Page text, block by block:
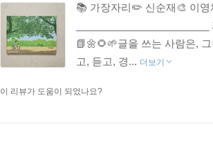
📚 가장자리✏️ 신순재🎨 이영
📗🌼🌻🌱글을 쓰는 사람은,
고, 듣고, 경... 더보기
이 리뷰가 도움이 되었나요?